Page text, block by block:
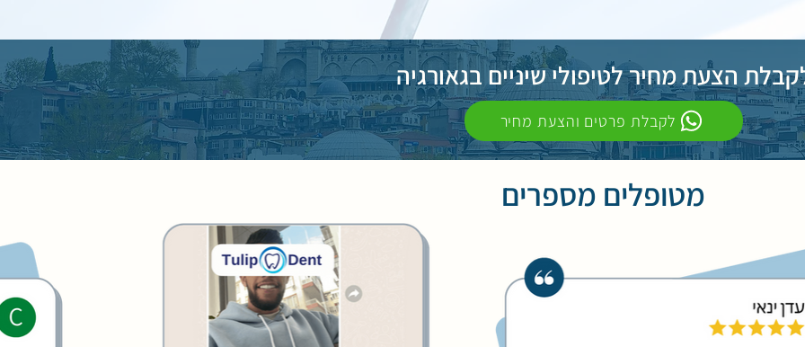
הצעת מחיר לטיפולי שיניים בגאורגיה
לקבלת פרטים והצעת מחיר
מטופלים מספרים